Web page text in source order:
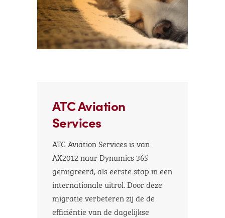
ATC Aviation
Services
ATC Aviation Services is van
AX2012 naar Dynamics 365
gemigreerd, als eerste stap in een
internationale uitrol. Door deze
migratie verbeteren zij de de
efficiëntie van de dagelijkse